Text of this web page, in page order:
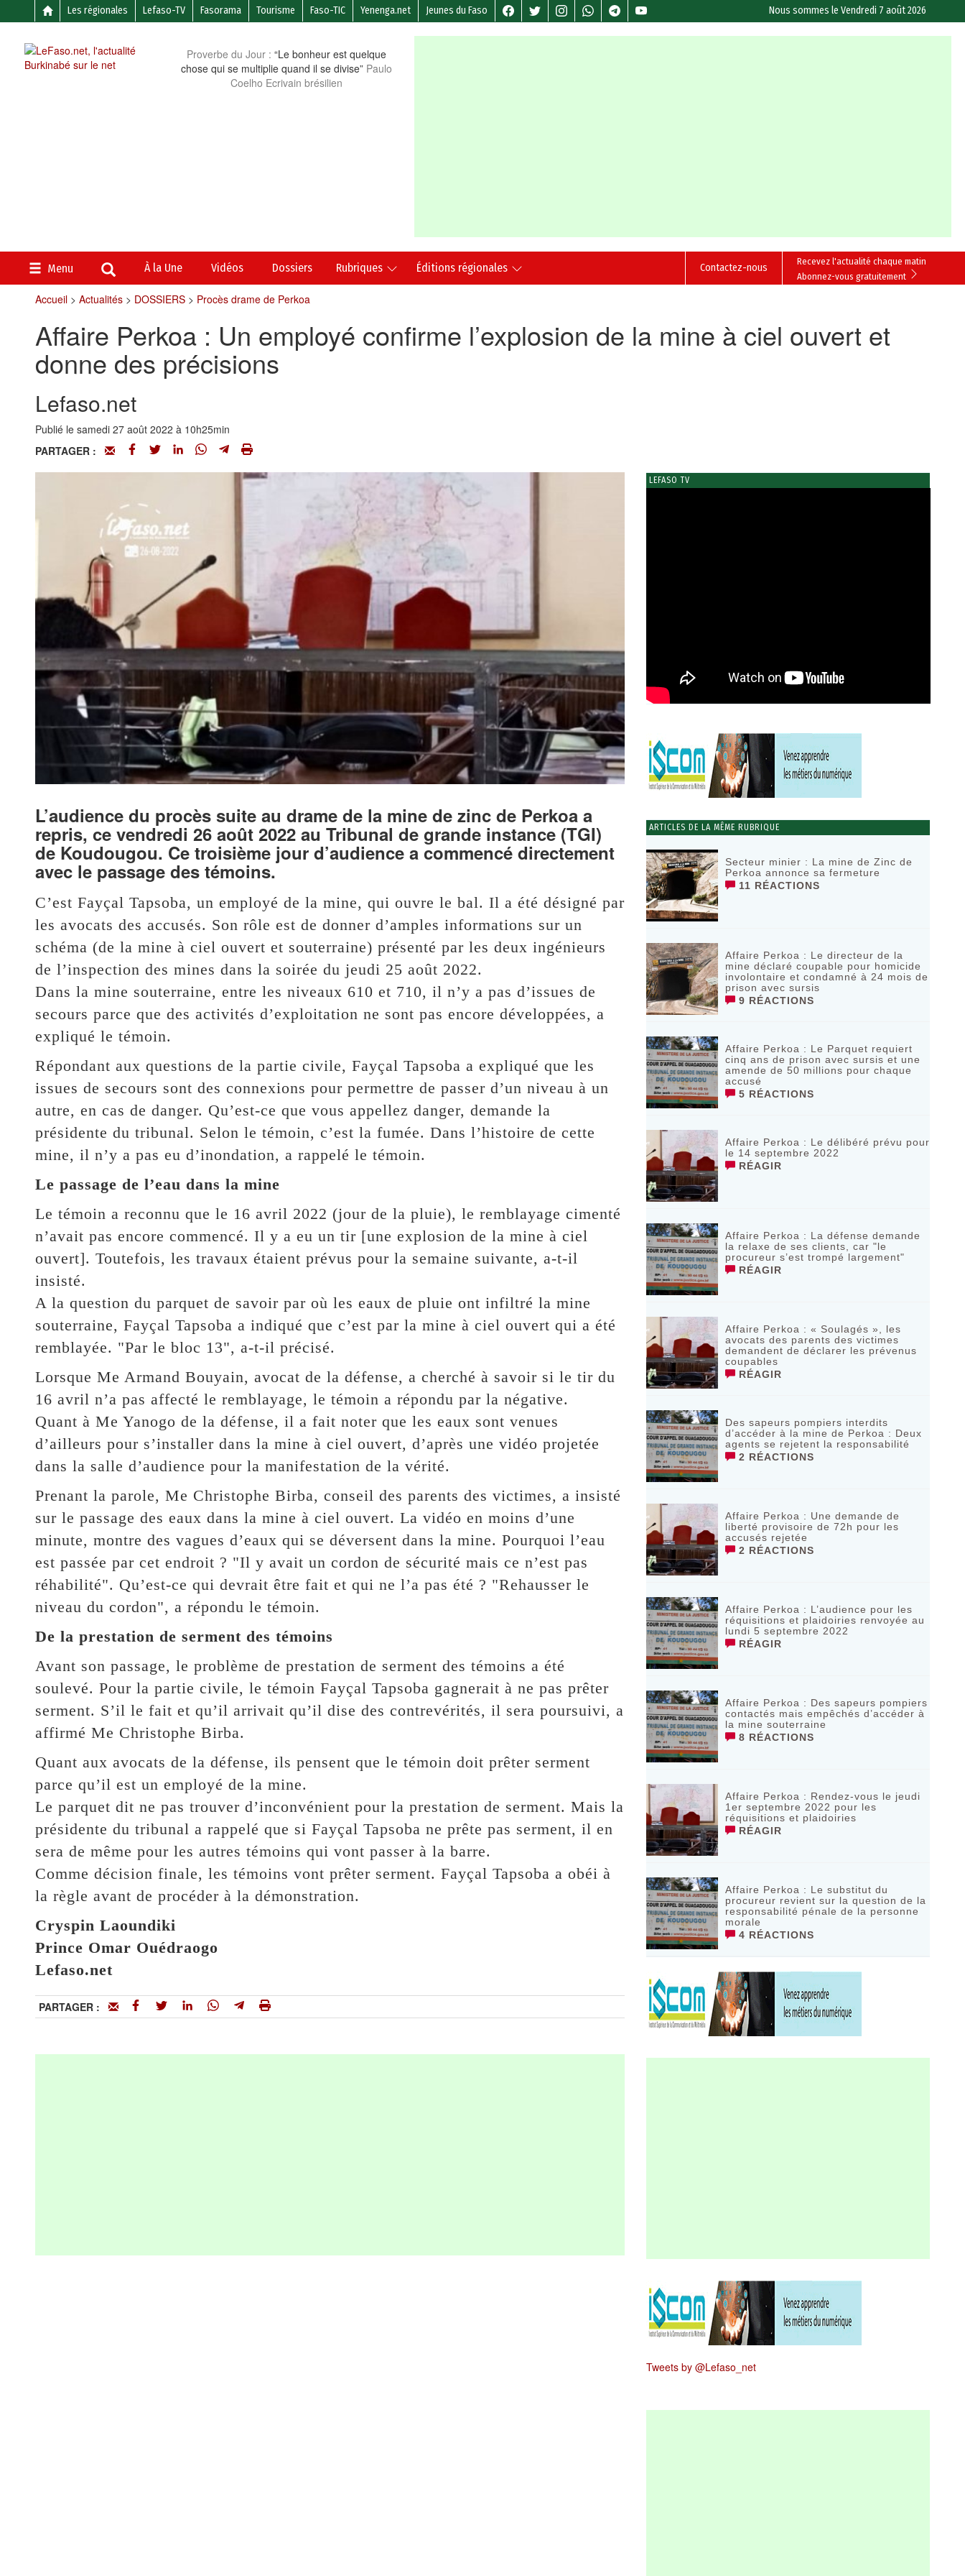
Les régionales Lefaso-TV Fasorama Tourisme Faso-TIC Yenenga.net Jeunes du Faso Nous sommes leVendredi 7 août 2026
Proverbe du Jour : “Le bonheur est quelque
chose qui se multiplie quand il se divise” Paulo
Coelho Ecrivain brésilien
Menu À la Une Vidéos Dossiers Rubriques Éditions régionales
Recevez l'actualité chaque matin
Abonnez-vous gratuitement
Contactez-nous
Accueil> Actualités> DOSSIERS> Procès drame de Perkoa
Affaire Perkoa : Un employé confirme l’explosion de la mine à ciel ouvert et
donne des précisions
Lefaso.net
Publié le samedi 27 août 2022 à 10h25min
PARTAGER :
L’audience du procès suite au drame de la mine de zinc de Perkoa a
repris, ce vendredi 26 août 2022 au Tribunal de grande instance (TGI)
de Koudougou. Ce troisième jour d’audience a commencé directement
avec le passage des témoins.
C’est Fayçal Tapsoba, un employé de la mine, qui ouvre le bal. Il a été désigné par
les avocats des accusés. Son rôle est de donner d’amples informations sur un
schéma (de la mine à ciel ouvert et souterraine) présenté par les deux ingénieurs
de l’inspection des mines dans la soirée du jeudi 25 août 2022.
Dans la mine souterraine, entre les niveaux 610 et 710, il n’y a pas d’issues de
secours parce que des activités d’exploitation ne sont pas encore développées, a
expliqué le témoin.
Répondant aux questions de la partie civile, Fayçal Tapsoba a expliqué que les
issues de secours sont des connexions pour permettre de passer d’un niveau à un
autre, en cas de danger. Qu’est-ce que vous appellez danger, demande la
présidente du tribunal. Selon le témoin, c’est la fumée. Dans l’histoire de cette
mine, il n’y a pas eu d’inondation, a rappelé le témoin.
Le passage de l’eau dans la mine
Le témoin a reconnu que le 16 avril 2022 (jour de la pluie), le remblayage cimenté
n’avait pas encore commencé. Il y a eu un tir [une explosion de la mine à ciel
ouvert]. Toutefois, les travaux étaient prévus pour la semaine suivante, a-t-il
insisté.
A la question du parquet de savoir par où les eaux de pluie ont infiltré la mine
souterraine, Fayçal Tapsoba a indiqué que c’est par la mine à ciel ouvert qui a été
remblayée. "Par le bloc 13", a-t-il précisé.
Lorsque Me Armand Bouyain, avocat de la défense, a cherché à savoir si le tir du
16 avril n’a pas affecté le remblayage, le témoin a répondu par la négative.
Quant à Me Yanogo de la défense, il a fait noter que les eaux sont venues
d’ailleurs pour s’installer dans la mine à ciel ouvert, d’après une vidéo projetée
dans la salle d’audience pour la manifestation de la vérité.
Prenant la parole, Me Christophe Birba, conseil des parents des victimes, a insisté
sur le passage des eaux dans la mine à ciel ouvert. La vidéo en moins d’une
minute, montre des vagues d’eaux qui se déversent dans la mine. Pourquoi l’eau
est passée par cet endroit ? "Il y avait un cordon de sécurité mais ce n’est pas
réhabilité". Qu’est-ce qui devrait être fait et qui ne l’a pas été ? "Rehausser le
niveau du cordon", a répondu le témoin.
De la prestation de serment des témoins
Avant son passage, le problème de prestation de serment des témoins a été
soulevé. Pour la partie civile, le témoin Fayçal Tapsoba gagnerait à ne pas prêter
serment. S’il le fait et qu’il arrivait qu’il dise des contrevérités, il sera poursuivi, a
affirmé Me Christophe Birba.
Quant aux avocats de la défense, ils pensent que le témoin doit prêter serment
parce qu’il est un employé de la mine.
Le parquet dit ne pas trouver d’inconvénient pour la prestation de serment. Mais la
présidente du tribunal a rappelé que si Fayçal Tapsoba ne prête pas serment, il en
sera de même pour les autres témoins qui vont passer à la barre.
Comme décision finale, les témoins vont prêter serment. Fayçal Tapsoba a obéi à
la règle avant de procéder à la démonstration.
Cryspin Laoundiki
Prince Omar Ouédraogo
Lefaso.net
PARTAGER :
LEFASO TV
ARTICLES DE LA MÊME RUBRIQUE
Secteur minier : La mine de Zinc de
Perkoa annonce sa fermeture
11 RÉACTIONS
Affaire Perkoa : Le directeur de la
mine déclaré coupable pour homicide
involontaire et condamné à 24 mois de
prison avec sursis
9 RÉACTIONS
Affaire Perkoa : Le Parquet requiert
cinq ans de prison avec sursis et une
amende de 50 millions pour chaque
accusé
5 RÉACTIONS
Affaire Perkoa : Le délibéré prévu pour
le 14 septembre 2022
RÉAGIR
Affaire Perkoa : La défense demande
la relaxe de ses clients, car "le
procureur s’est trompé largement"
RÉAGIR
Affaire Perkoa : « Soulagés », les
avocats des parents des victimes
demandent de déclarer les prévenus
coupables
RÉAGIR
Des sapeurs pompiers interdits
d’accéder à la mine de Perkoa : Deux
agents se rejetent la responsabilité
2 RÉACTIONS
Affaire Perkoa : Une demande de
liberté provisoire de 72h pour les
accusés rejetée
2 RÉACTIONS
Affaire Perkoa : L’audience pour les
réquisitions et plaidoiries renvoyée au
lundi 5 septembre 2022
RÉAGIR
Affaire Perkoa : Des sapeurs pompiers
contactés mais empêchés d’accéder à
la mine souterraine
8 RÉACTIONS
Affaire Perkoa : Rendez-vous le jeudi
1er septembre 2022 pour les
réquisitions et plaidoiries
RÉAGIR
Affaire Perkoa : Le substitut du
procureur revient sur la question de la
responsabilité pénale de la personne
morale
4 RÉACTIONS
Tweets by @Lefaso_net